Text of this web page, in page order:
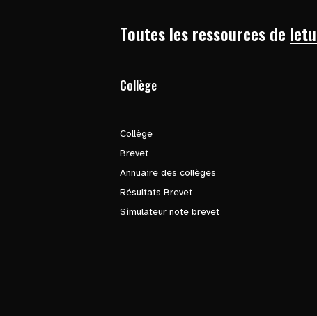
Toutes les ressources de
Collège
Collège
Brevet
Annuaire des collèges
Résultats Brevet
Simulateur note brevet